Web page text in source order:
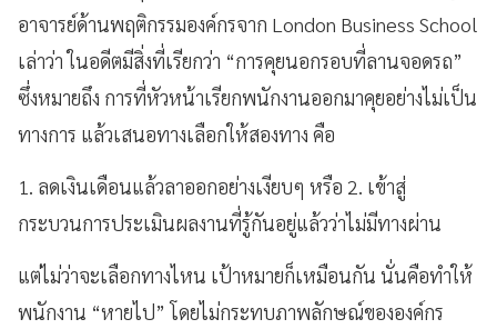
อาจารย์ด้านพฤติกรรมองค์กรจาก London Business School
เล่าว่า ในอดีตมีสิ่งที่เรียกว่า “การคุยนอกรอบที่ลานจอดรถ”
ซึ่งหมายถึง การที่หัวหน้าเรียกพนักงานออกมาคุยอย่างไม่เป็น
ทางการ แล้วเสนอทางเลือกให้สองทาง คือ
1. ลดเงินเดือนแล้วลาออกอย่างเงียบๆ หรือ 2. เข้าสู่
กระบวนการประเมินผลงานที่รู้กันอยู่แล้วว่าไม่มีทางผ่าน
แต่ไม่ว่าจะเลือกทางไหน เป้าหมายก็เหมือนกัน นั่นคือทำให้
พนักงาน “หายไป” โดยไม่กระทบภาพลักษณ์ขององค์กร